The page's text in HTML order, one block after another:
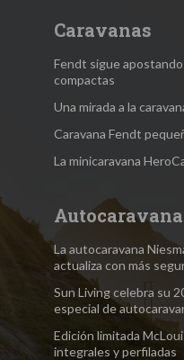
Caravanas
Fendt sigue
compactas
Una mirada a la
Caravana Fendt
La minicaravana
La autocaravana
actualiza con más
Sun Living celebra su
especial de
Edición limitada
integrales y perfiladas